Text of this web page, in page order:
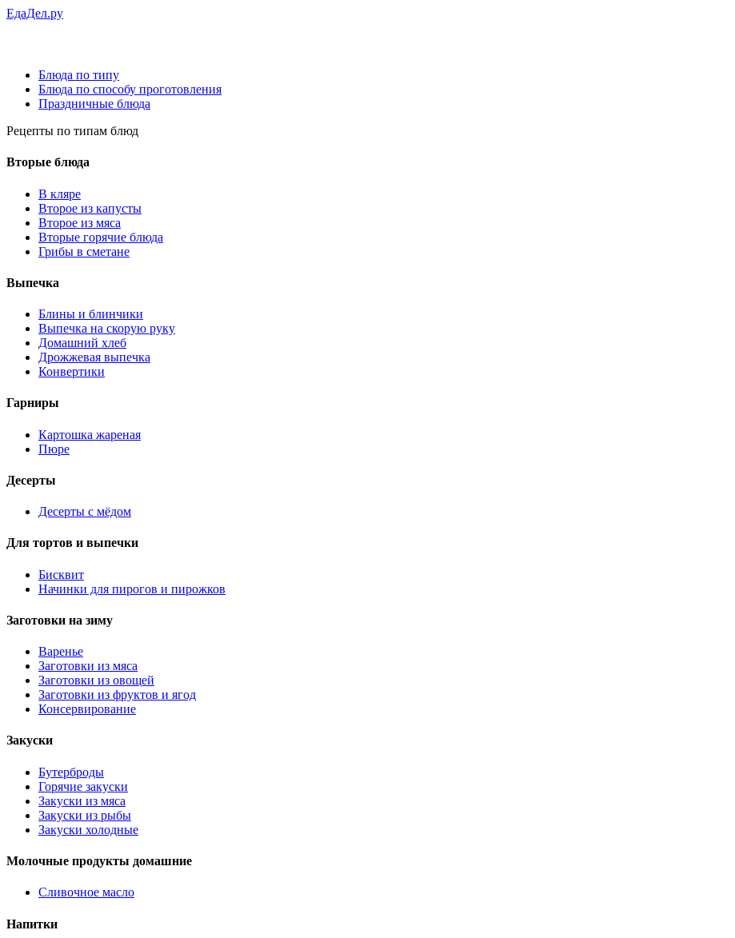
ЕдаДел.ру
Блюда по типу
Блюда по способу проготовления
Праздничные блюда
Рецепты по типам блюд
Вторые блюда
В кляре
Второе из капусты
Второе из мяса
Вторые горячие блюда
Грибы в сметане
Выпечка
Блины и блинчики
Выпечка на скорую руку
Домашний хлеб
Дрожжевая выпечка
Конвертики
Гарниры
Картошка жареная
Пюре
Десерты
Десерты с мёдом
Для тортов и выпечки
Бисквит
Начинки для пирогов и пирожков
Заготовки на зиму
Варенье
Заготовки из мяса
Заготовки из овощей
Заготовки из фруктов и ягод
Консервирование
Закуски
Бутерброды
Горячие закуски
Закуски из мяса
Закуски из рыбы
Закуски холодные
Молочные продукты домашние
Сливочное масло
Напитки